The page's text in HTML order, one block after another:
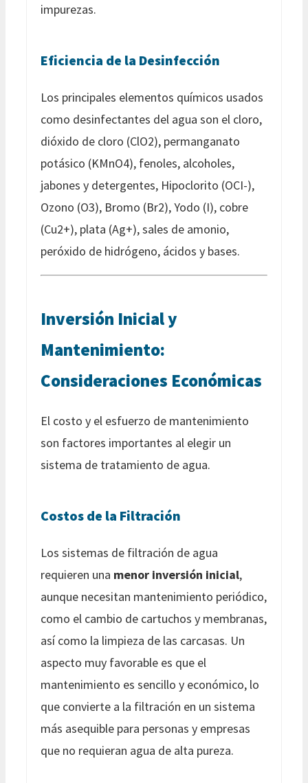
impurezas.
Eficiencia de la Desinfección
Los principales elementos químicos usados
como desinfectantes del agua son el cloro,
dióxido de cloro (ClO2), permanganato
potásico (KMnO4), fenoles, alcoholes,
jabones y detergentes, Hipoclorito (OCI-),
Ozono (O3), Bromo (Br2), Yodo (I), cobre
(Cu2+), plata (Ag+), sales de amonio,
peróxido de hidrógeno, ácidos y bases.
Inversión Inicial y
Mantenimiento:
Consideraciones Económicas
El costo y el esfuerzo de mantenimiento
son factores importantes al elegir un
sistema de tratamiento de agua.
Costos de la Filtración
Los sistemas de filtración de agua
requieren una menor inversión inicial,
aunque necesitan mantenimiento periódico,
como el cambio de cartuchos y membranas,
así como la limpieza de las carcasas. Un
aspecto muy favorable es que el
mantenimiento es sencillo y económico, lo
que convierte a la filtración en un sistema
más asequible para personas y empresas
que no requieran agua de alta pureza.